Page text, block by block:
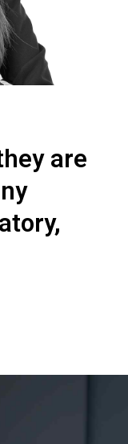
are
,